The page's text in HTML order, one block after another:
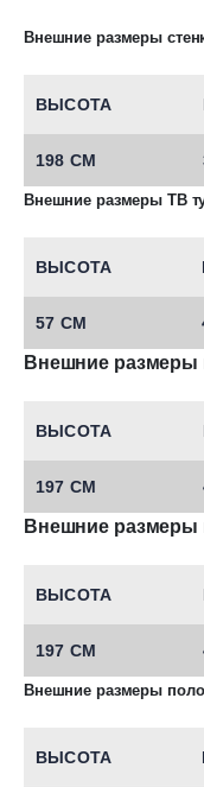
Внешние размеры
ВЫСОТА
198 СМ
Внешние размеры ТВ
ВЫСОТА
57 СМ
Внешние размеры
ВЫСОТА
197 СМ
Внешние
ВЫСОТА
197 СМ
Внешние размеры
ВЫСОТА